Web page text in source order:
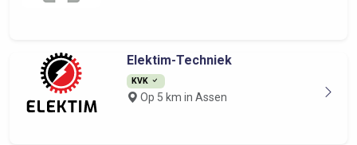
Elektim-Techniek
KVK
Op 5 km in Assen